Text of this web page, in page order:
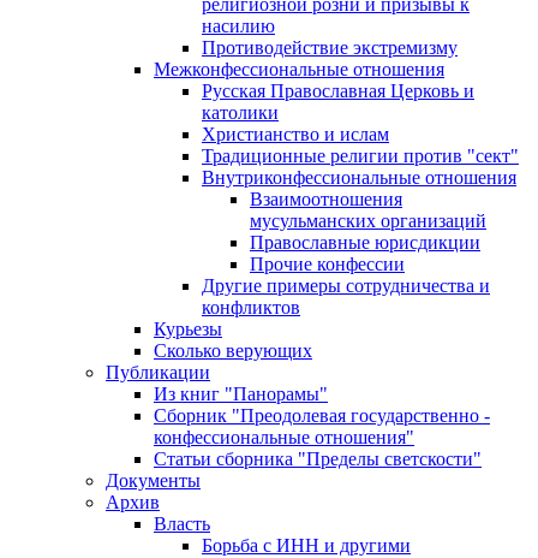
религиозной розни и призывы к
насилию
Противодействие экстремизму
Межконфессиональные отношения
Русская Православная Церковь и
католики
Христианство и ислам
Традиционные религии против "сект"
Внутриконфессиональные отношения
Взаимоотношения
мусульманских организаций
Православные юрисдикции
Прочие конфессии
Другие примеры сотрудничества и
конфликтов
Курьезы
Сколько верующих
Публикации
Из книг "Панорамы"
Сборник "Преодолевая государственно -
конфессиональные отношения"
Статьи сборника "Пределы светскости"
Документы
Архив
Власть
Борьба с ИНН и другими